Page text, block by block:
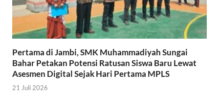
Pertama di Jambi, SMK Muhammadiyah Sungai
Bahar Petakan Potensi Ratusan Siswa Baru Lewat
Asesmen Digital Sejak Hari Pertama MPLS
21 Juli 2026